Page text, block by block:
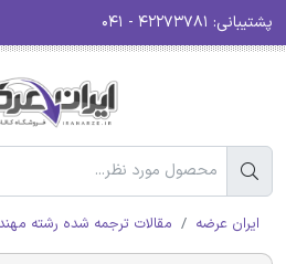
پشتیبانی:
ایران عرضه مقالات ترجمه شده رشته